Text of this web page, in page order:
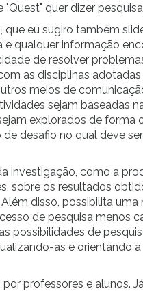
quer dizer
eu sugiro também
qualquer informação
de resolver
as disciplinas
meios de
sejam baseadas
explorados de forma
desafio no qual deve
investigação, como a
sobre os resultados
disso, possibilita uma
de pesquisa menos
possibilidades de
as e orientando
professores e alunos.